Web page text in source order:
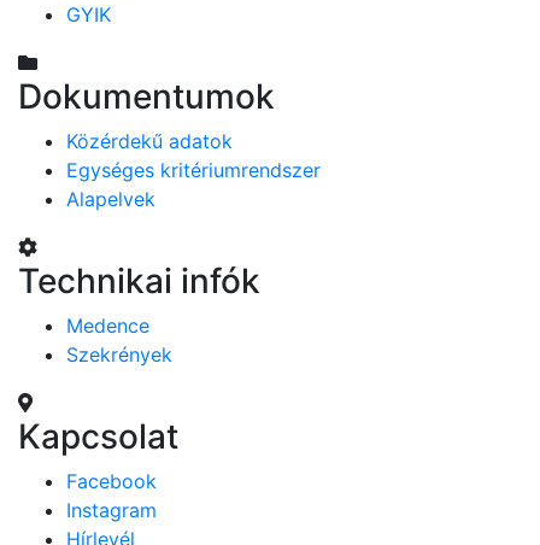
GYIK
Dokumentumok
Közérdekű adatok
Egységes kritériumrendszer
Alapelvek
Technikai infók
Medence
Szekrények
Kapcsolat
Facebook
Instagram
Hírlevél